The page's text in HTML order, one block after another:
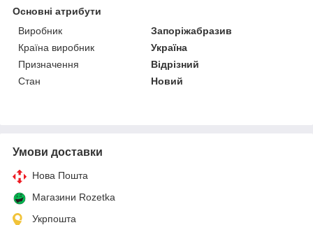
Основні атрибути
Виробник
Запоріжабразив
Країна виробник
Україна
Призначення
Відрізний
Стан
Новий
Умови доставки
Нова Пошта
Магазини Rozetka
Укрпошта